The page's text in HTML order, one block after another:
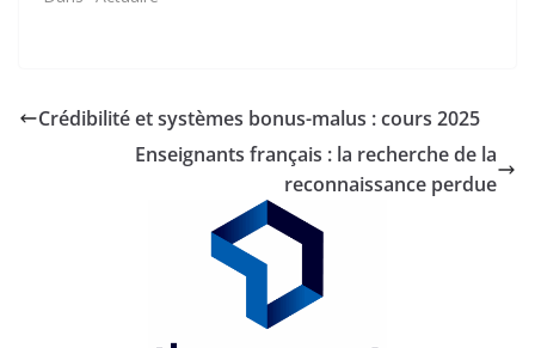
Crédibilité et systèmes bonus-malus : cours 2025
Enseignants français : la recherche de la
reconnaissance perdue